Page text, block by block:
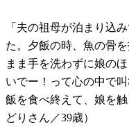
「夫の祖母が泊まり込
た。夕飯の時、魚の骨
まま手を洗わずに娘の
いでー！って心の中で
飯を食べ終えて、娘を
どりさん／39歳）